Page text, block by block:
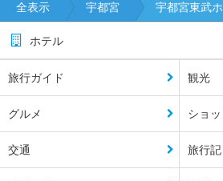
全表示 宇都宮 宇都宮東武
ホテル
旅行ガイド 観光
グルメ ショ
交通 旅行記